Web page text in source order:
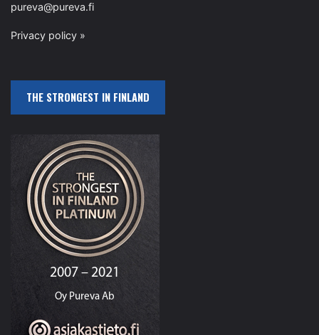
pureva@pureva.fi
Privacy policy »
THE STRONGEST IN FINLAND